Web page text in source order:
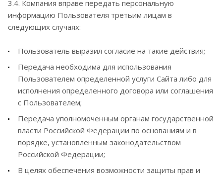
3.4. Компания вправе передать персональную
информацию Пользователя третьим лицам в
следующих случаях:
Пользователь выразил согласие на такие действия;
Передача необходима для использования
Пользователем определенной услуги Сайта либо для
исполнения определенного договора или соглашения
с Пользователем;
Передача уполномоченным органам государственной
власти Российской Федерации по основаниям и в
порядке, установленным законодательством
Российской Федерации;
В целях обеспечения возможности защиты прав и